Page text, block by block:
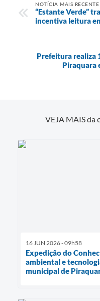
NOTÍCIA MAIS RECENTE
“Estante Verde”
incentiva leitura
Prefeitura realiza
Piraquara
VEJA MAIS da
16 JUN 2026 - 09h58
Expedição do
ambiental e
municipal de